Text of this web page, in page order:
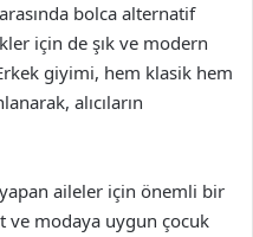
bolca alternatif
için de şık ve modern
giyimi, hem klasik hem
alıcıların
aileler için önemli bir
ve modaya uygun çocuk